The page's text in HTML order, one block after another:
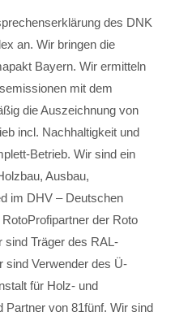
des DNK
an. Wir bringen die
Bayern. Wir ermitteln
mit dem
die Auszeichnung von
incl. Nachhaltigkeit und
Betrieb. Wir sind ein
Ausbau,
im DHV – Deutschen
der Roto
sind Träger des RAL-
sind Verwender des Ü-
für Holz- und
Partner von 81fünf. Wir sind